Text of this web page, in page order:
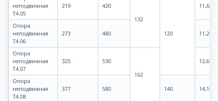
неподвижная
Т4.05
219
420
132
120
11,64
Опора
неподвижная
Т4.06
273 480 11,28
Опора
неподвижная
Т4.07
325
530
162
12,6
Опора
неподвижная
Т4.08
377 580 140 14,16